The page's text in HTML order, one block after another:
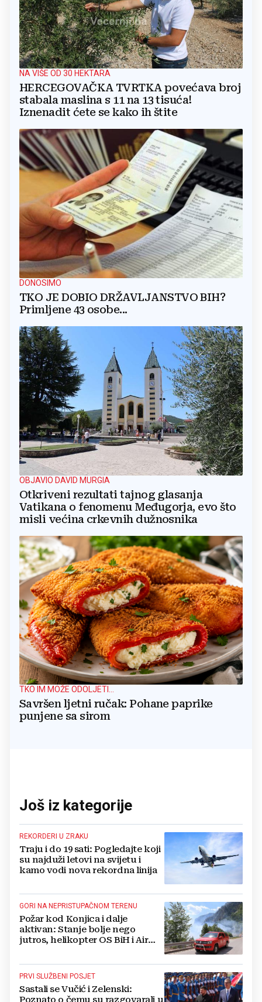
NA VIŠE OD 30 HEKTARA
HERCEGOVAČKA TVRTKA povećava broj
stabala maslina s 11 na 13 tisuća!
Iznenadit ćete se kako ih štite
DONOSIMO
TKO JE DOBIO DRŽAVLJANSTVO BIH?
Primljene 43 osobe...
OBJAVIO DAVID MURGIA
Otkriveni rezultati tajnog glasanja
Vatikana o fenomenu Međugorja, evo što
misli većina crkevnih dužnosnika
TKO IM MOŽE ODOLJETI...
Savršen ljetni ručak: Pohane paprike
punjene sa sirom
Još iz kategorije
REKORDERI U ZRAKU
Traju i do 19 sati: Pogledajte koji
su najduži letovi na svijetu i
kamo vodi nova rekordna linija
GORI NA NEPRISTUPAČNOM TERENU
Požar kod Konjica i dalje
aktivan: Stanje bolje nego
jutros, helikopter OS BiH i Air
PRVI SLUŽBENI POSJET
Sastali se Vučić i Zelenski:
Poznato o čemu su razgovarali u